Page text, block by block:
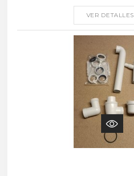
VER DETALLES